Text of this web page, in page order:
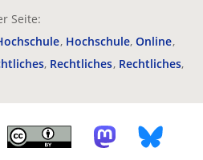
Seite:
Hochschule Online
Rechtliches Rechtliches